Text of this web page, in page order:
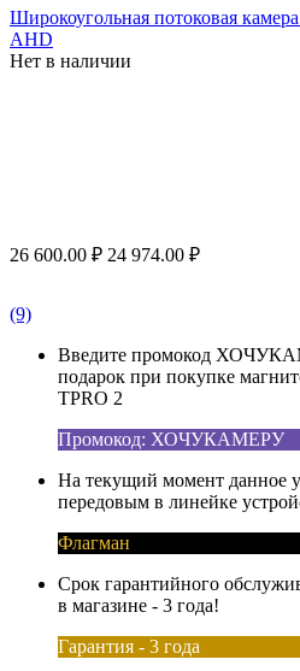
Широкоугольная потоковая
AHD
Нет в наличии
26 600.00 ₽ 24 974.00 ₽
(9)
Введите промокод
подарок при покупке
TPRO 2
Промокод: ХОЧУКАМЕРУ
На текущий момент данное
передовым в линейке
Флагман
Срок гарантийного
в магазине - 3 года!
Гарантия - 3 года